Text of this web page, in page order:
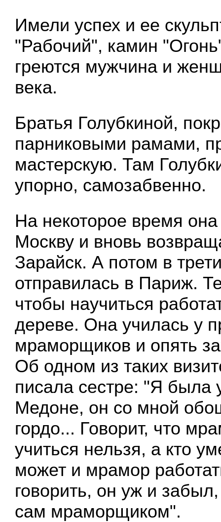
Имели успех и ее
"Рабочий", камин
греются мужчина и
века.
Братья Голубкиной,
парниковыми рамами,
мастерскую. Там
упорно, самозабвенно.
На некоторое время
Москву и вновь
Зарайск. А потом в
отправилась в Париж.
чтобы научиться
дереве. Она училась у
мраморщиков и опять
Об одном из таких
писала сестре: "Я была
Медоне, он со мной
гордо... Говорит, что
учиться нельзя, а кто
может и мрамор
говорить, он уж и
сам мраморщиком".